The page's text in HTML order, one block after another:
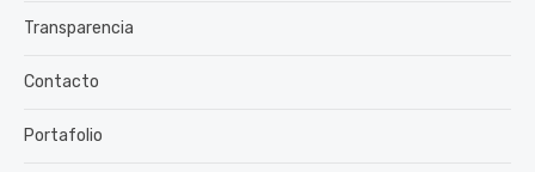
Transparencia
Contacto
Portafolio